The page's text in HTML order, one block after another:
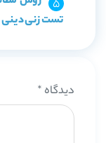
تست زنی دینی
دیدگاه *